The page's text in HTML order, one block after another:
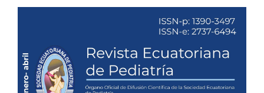
del
artículo